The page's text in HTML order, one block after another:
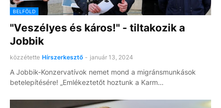
BELFÖLD
"Veszélyes és káros!" - tiltakozik a
Jobbik
közzétette Hírszerkesztő - január 13, 2024
A Jobbik-Konzervatívok nemet mond a migránsmunkások
betelepítésére! „Emlékeztetőt hoztunk a Karm…